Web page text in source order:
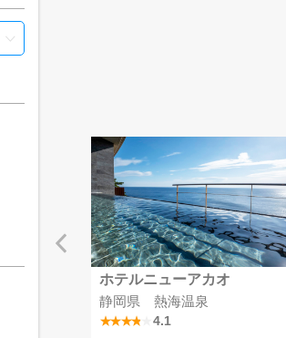
ホテルニューアカオ
静岡県 熱海温泉
4.1